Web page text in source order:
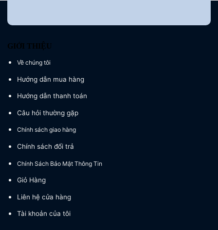
GIỚI THIỆU
Về chúng tôi
Hướng dẫn mua hàng
Hướng dẫn thanh toán
Câu hỏi thường gặp
Chính sách giao hàng
Chính sách đổi trả
Chính Sách Bảo Mật Thông Tin
Giỏ Hàng
Liên hệ cửa hàng
Tài khoản của tôi